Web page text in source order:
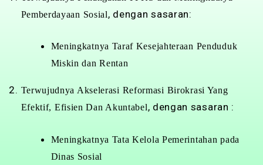
Pemberdayaan Sosial, dengan sasaran:
Meningkatnya Taraf Kesejahteraan Penduduk
Miskin dan Rentan
Terwujudnya Akselerasi Reformasi Birokrasi Yang
Efektif, Efisien Dan Akuntabel, dengan sasaran :
Meningkatnya Tata Kelola Pemerintahan pada
Dinas Sosial